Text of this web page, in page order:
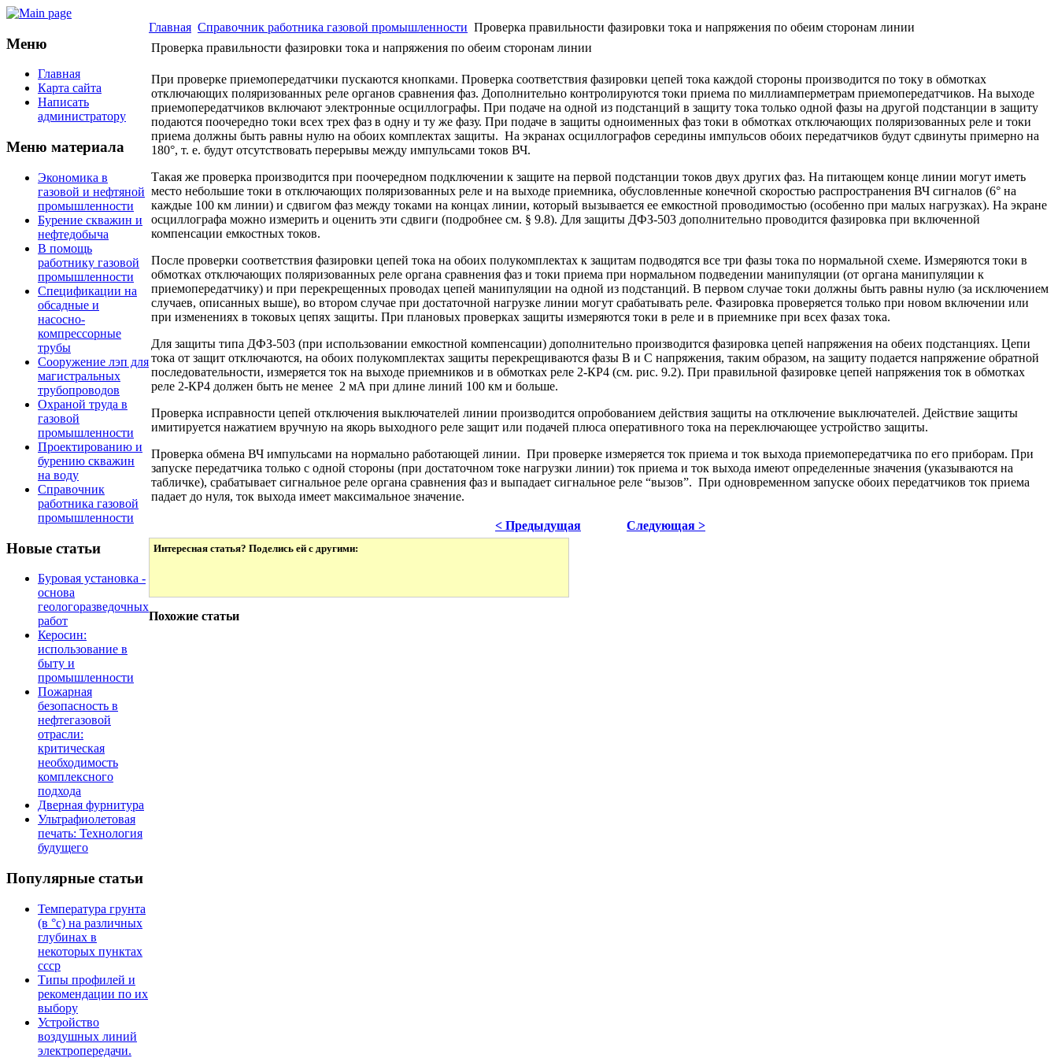
Меню
Главная
Карта сайта
Написать
администратору
Меню материала
Экономика в
газовой и нефтяной
промышленности
Бурение скважин и
нефтедобыча
В помощь
работнику газовой
промышленности
Спецификации на
обсадные и
насосно-
компрессорные
трубы
Сооружение лэп для
магистральных
трубопроводов
Охраной труда в
газовой
промышленности
Проектированию и
бурению скважин
на воду
Справочник
работника газовой
промышленности
Новые статьи
Буровая установка -
основа
геологоразведочных
работ
Керосин:
использование в
быту и
промышленности
Пожарная
безопасность в
нефтегазовой
отрасли:
критическая
необходимость
комплексного
подхода
Дверная фурнитура
Ультрафиолетовая
печать: Технология
будущего
Популярные статьи
Температура грунта
(в °с) на различных
глубинах в
некоторых пунктах
ссср
Типы профилей и
рекомендации по их
выбору
Устройство
воздушных линий
электропередачи.
Главная Справочник работника газовой промышленности Проверка правильности фазировки тока и напряжения по обеим сторонам линии
Проверка правильности фазировки тока и напряжения по обеим сторонам линии
При проверке приемопередатчики пускаются кнопками. Проверка соответствия фазировки цепей тока каждой стороны производится по току в обмотках
отключающих поляризованных реле органов сравнения фаз. Дополнительно контролируются токи приема по миллиамперметрам приемопередатчиков. На выходе
приемопередатчиков включают электронные осциллографы. При подаче на одной из подстанций в защиту тока только одной фазы на другой подстанции в защиту
подаются поочередно токи всех трех фаз в одну и ту же фазу. При подаче в защиты одноименных фаз токи в обмотках отключающих поляризованных реле и токи
приема должны быть равны нулю на обоих комплектах защиты. На экранах осциллографов середины импульсов обоих передатчиков будут сдвинуты примерно на
180°, т. е. будут отсутствовать перерывы между импульсами токов ВЧ.
Такая же проверка производится при поочередном подключении к защите на первой подстанции токов двух других фаз. На питающем конце линии могут иметь
место небольшие токи в отключающих поляризованных реле и на выходе приемника, обусловленные конечной скоростью распространения ВЧ сигналов (6° на
каждые 100 км линии) и сдвигом фаз между токами на концах линии, который вызывается ее емкостной проводимостью (особенно при малых нагрузках). На экране
осциллографа можно измерить и оценить эти сдвиги (подробнее см. § 9.8). Для защиты ДФЗ-503 дополнительно проводится фазировка при включенной
компенсации емкостных токов.
После проверки соответствия фазировки цепей тока на обоих полукомплектах к защитам подводятся все три фазы тока по нормальной схеме. Измеряются токи в
обмотках отключающих поляризованных реле органа сравнения фаз и токи приема при нормальном подведении манипуляции (от органа манипуляции к
приемопередатчику) и при перекрещенных проводах цепей манипуляции на одной из подстанций. В первом случае токи должны быть равны нулю (за исключением
случаев, описанных выше), во втором случае при достаточной нагрузке линии могут срабатывать реле. Фазировка проверяется только при новом включении или
при изменениях в токовых цепях защиты. При плановых проверках защиты измеряются токи в реле и в приемнике при всех фазах тока.
Для защиты типа ДФЗ-503 (при использовании емкостной компенсации) дополнительно производится фазировка цепей напряжения на обеих подстанциях. Цепи
тока от защит отключаются, на обоих полукомплектах защиты перекрещиваются фaзы В и С напряжения, таким образом, на защиту подается напряжение обратной
последовательности, измеряется ток на выходе приемников и в обмотках реле 2-КР4 (см. рис. 9.2). При правильной фазировке цепей напряжения ток в обмотках
реле 2-КР4 должен быть не менее 2 мА при длине линий 100 км и больше.
Проверка исправности цепей отключения выключателей линии производится опробованием действия защиты на отключение выключателей. Действие защиты
имитируется нажатием вручную на якорь выходного реле защит или подачей плюса оперативного тока на переключающее устройство защиты.
Проверка обмена ВЧ импульсами на нормально работающей линии. При проверке измеряется ток приема и ток выхода приемопередатчика по его приборам. При
запуске передатчика только с одной стороны (при достаточном токе нагрузки линии) ток приема и ток выхода имеют определенные значения (указываются на
табличке), срабатывает сигнальное реле органа сравнения фаз и выпадает сигнальное реле “вызов”. При одновременном запуске обоих передатчиков ток приема
падает до нуля, ток выхода имеет максимальное значение.
< Предыдущая Следующая >
Интересная статья? Поделись ей с другими:
Похожие статьи